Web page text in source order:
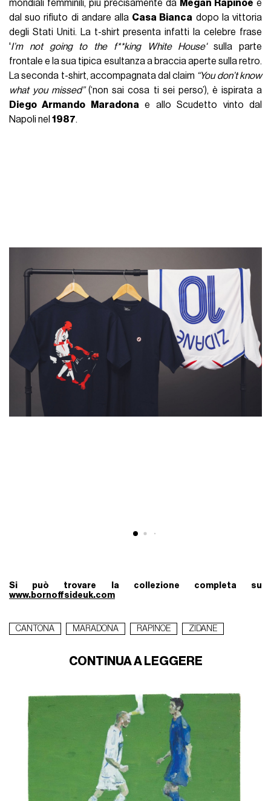
mondiali femminili, più precisamente da Megan Rapinoe e
dal suo rifiuto di andare alla Casa Bianca dopo la vittoria
degli Stati Uniti. La t-shirt presenta infatti la celebre frase
'I’m not going to the f**king White House'sulla parte
frontale e la sua tipica esultanza a braccia aperte sulla retro.
La seconda t-shirt, accompagnata dal claim “You don’t know
what you missed”(‘non sai cosa ti sei perso’), è ispirata a
Diego Armando
Maradona e allo Scudetto vinto dal
Napoli nel1987.
Si può trovare la collezione completa su
www.bornoffsideuk.com
CANTONA MARADONA RAPINOE ZIDANE
CONTINUA A LEGGERE